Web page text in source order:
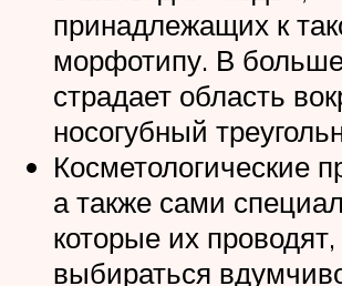
принадлежащих к
морфотипу. В
страдает область
носогубный
Косметологические
а также сами
которые их
выбираться